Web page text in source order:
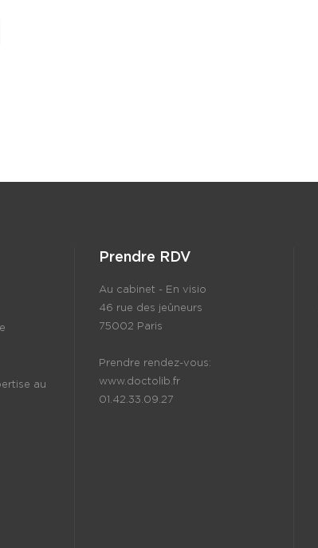
au
Prendre RDV
Au cabinet - En visio
46 rue des jeûneurs
75002 Paris
Prendre rendez-vous:
www.doctolib.fr
01.42.33.09.27